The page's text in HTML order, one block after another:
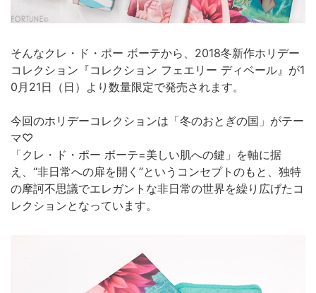
そんなクレ・ド・ポー ボーテから、2018冬新作ホリデー
コレクション『コレクション フェエリー ディベール』が1
0月21日（日）より数量限定で発売されます。
今回のホリデーコレクションは「冬のおとぎの国」がテー
マ♡
「クレ・ド・ポー ボーテ=美しい肌への鍵」を軸に据
え、“非日常への扉を開く”というコンセプトのもと、独特
の摩訶不思議でエレガントな非日常の世界を繰り広げたコ
レクションとなっています。